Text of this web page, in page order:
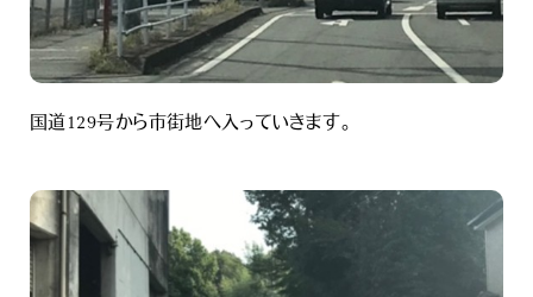
国道129号から市街地へ入っていきます。